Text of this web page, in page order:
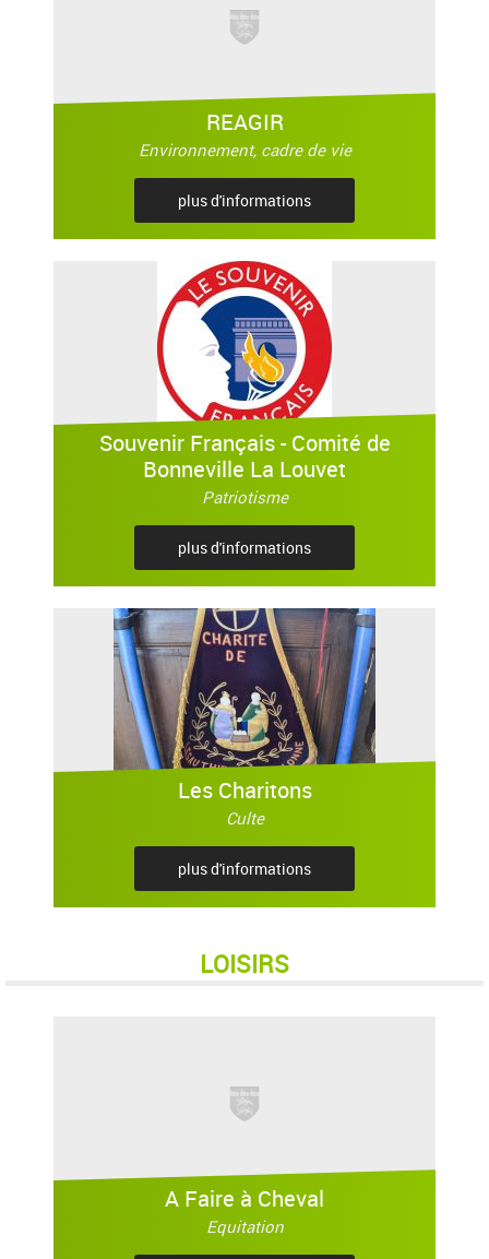
REAGIR
Environnement, cadre de vie
plus d'informations
Souvenir Français - Comité de
Bonneville La Louvet
Patriotisme
plus d'informations
Les Charitons
Culte
plus d'informations
LOISIRS
A Faire à Cheval
Equitation